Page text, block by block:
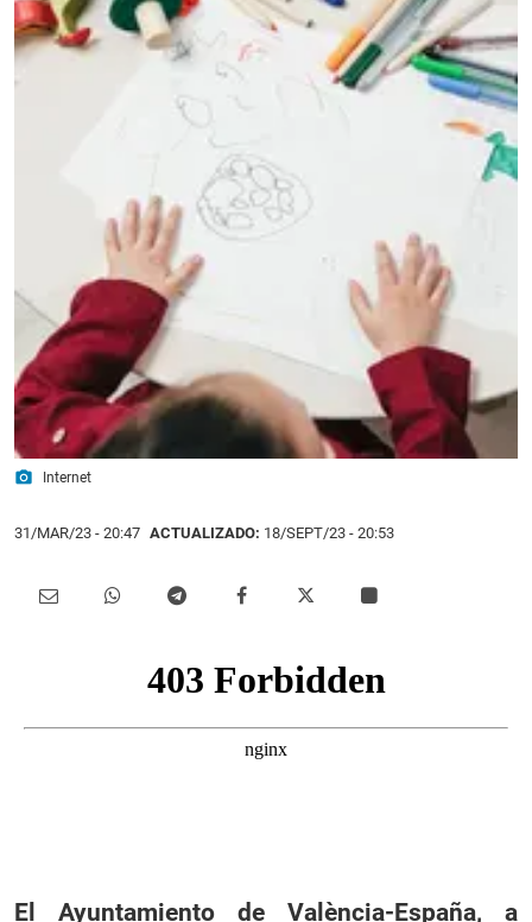
photo_camera Internet
31/MAR/23 - 20:47 ACTUALIZADO: 18/SEPT/23 - 20:53
El Ayuntamiento de València-España, a